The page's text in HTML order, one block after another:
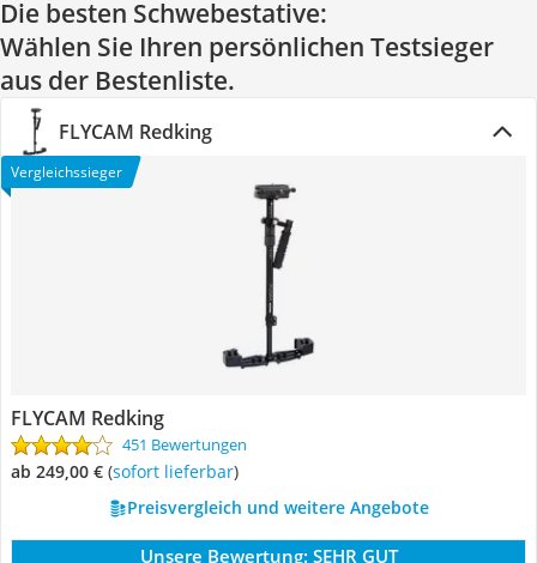
Die besten Schwebestative:
Wählen Sie Ihren persönlichen Testsieger
aus der Bestenliste.
FLYCAM Redking
Vergleichssieger
FLYCAM Redking
451 Bewertungen
ab 249,00 € ( Sofort lieferbar)
Preisvergleich und weitere Angebote
Unsere Bewertung: SEHR GUT